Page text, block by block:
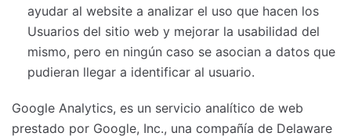
ayudar al website a analizar el uso que hacen los
Usuarios del sitio web y mejorar la usabilidad del
mismo, pero en ningún caso se asocian a datos que
pudieran llegar a identificar al usuario.
Google Analytics, es un servicio analítico de web
prestado por Google, Inc., una compañía de Delaware